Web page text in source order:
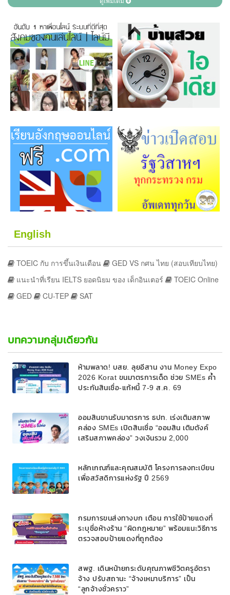
English
TOEIC กับ การขึ้นเงินเดือน
GED VS กศน ไทย (สอบเทียบไทย)
แนะนำที่เรียน IELTS ยอดนิยม ของ เด็กอินเตอร์
TOEIC Online
GED
CU-TEP SAT
บทความกลุ่มเดียวกัน
ห้ามพลาด! บสย. ลุยอีสาน งาน Money Expo
2026 Korat ขนมาตรการเด็ด ช่วย SMEs ค้ำ
ประกันสินเชื่อ-แก้หนี้ 7-9 ส.ค. 69
ออมสินขานรับมาตรการ ธปท. เร่งเติมสภาพ
คล่อง SMEs เปิดสินเชื่อ “ออมสิน เติมตังค์
เสริมสภาพคล่อง” วงเงินรวม 2,000
หลักเกณฑ์และคุณสมบัติ โครงการลงทะเบียน
เพื่อสวัสดิการแห่งรัฐ ปี 2569
กรมการขนส่งทางบก เตือน การใช้ป้ายแดงที่
ระบุชื่อห้างร้าน “ผิดกฎหมาย” พร้อมแนะวิธีการ
ตรวจสอบป้ายแดงที่ถูกต้อง
สพฐ. เดินหน้ายกระดับคุณภาพชีวิตครูอัตรา
จ้าง ปรับสถานะ “จ้างเหมาบริการ” เป็น
“ลูกจ้างชั่วคราว”